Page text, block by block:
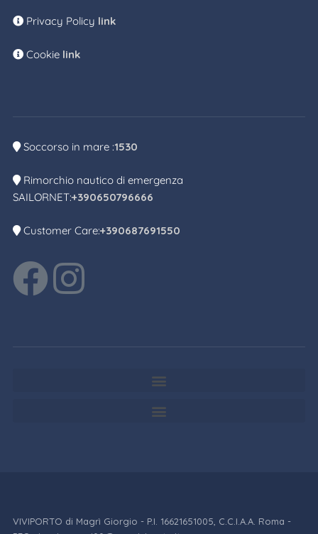
Privacy Policy link
Cookie link
Soccorso in mare :1530
Rimorchio nautico di emergenza
SAILORNET:+390650796666
Customer Care:+390687691550
VIVIPORTO di Magrì Giorgio - P.I. 16621651005, C.C.I.A.A. Roma -